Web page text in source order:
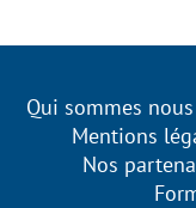
Qui sommes
Mentions
Nos